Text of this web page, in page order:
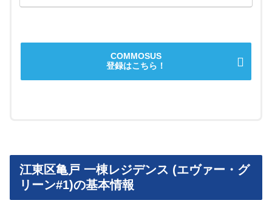
COMMOSUS
登録はこちら！
江東区亀戸 一棟レジデンス (エヴァー・グ
リーン#1)の基本情報